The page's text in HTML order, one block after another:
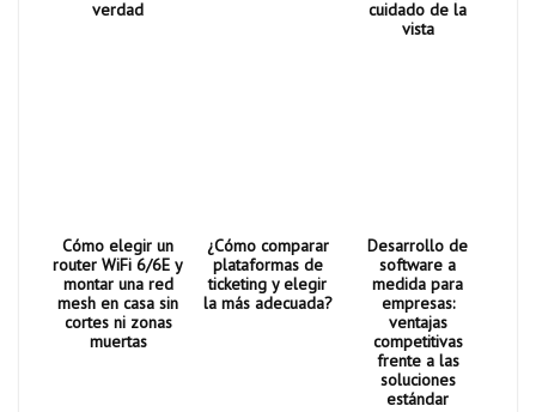
verdad
cuidado de la
vista
Cómo elegir un
router WiFi 6/6E y
montar una red
mesh en casa sin
cortes ni zonas
muertas
¿Cómo comparar
plataformas de
ticketing y elegir
la más adecuada?
Desarrollo de
software a
medida para
empresas:
ventajas
competitivas
frente a las
soluciones
estándar